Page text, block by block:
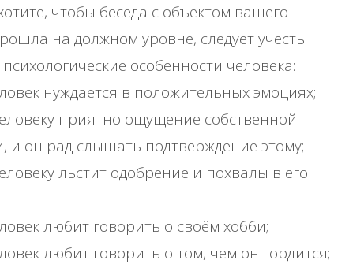
чтобы беседа с объектом вашего
на должном уровне, следует учесть
особенности человека:
нуждается в положительных эмоциях;
приятно ощущение собственной
и он рад слышать подтверждение этому;
льстит одобрение и похвалы в его
любит говорить о своём хобби;
любит говорить о том, чем он гордится;